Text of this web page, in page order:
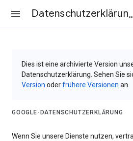
Dies ist eine archivierte Version
Datenschutzerklärung. Sehen Sie
Version oderfrühere Versionen an.
GOOGLE-DATENSCHUTZERKLÄRUNG
Wenn Sie unsere Dienste nutzen,